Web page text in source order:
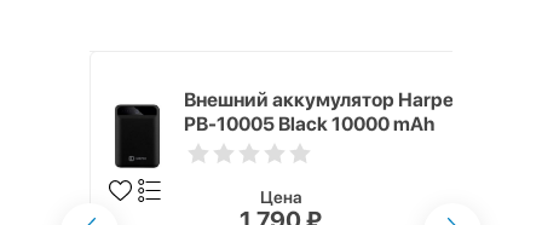
Внешний аккумулятор Harper
PB-10005 Black 10000 mAh
Цена